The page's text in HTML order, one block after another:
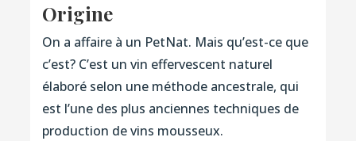
Origine
On a affaire à un PetNat. Mais qu’est-ce que
c’est? C’est un vin effervescent naturel
élaboré selon une méthode ancestrale, qui
est l’une des plus anciennes techniques de
production de vins mousseux.